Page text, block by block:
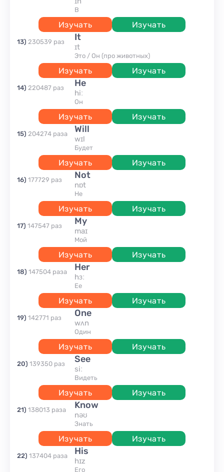
в
Изучать Изучать
13) 230539 раз it
ɪt
Это / Он (про животных)
Изучать Изучать
14) 220487 раз he
hiː
он
Изучать Изучать
15) 204274 раза will
wɪl
будет
Изучать Изучать
16) 177729 раз not
nɒt
Не
Изучать Изучать
17) 147547 раз my
maɪ
мой
Изучать Изучать
18) 147504 раза her
hɜː
ее
Изучать Изучать
19) 142771 раз one
wʌn
один
Изучать Изучать
20) 139350 раз see
siː
видеть
Изучать Изучать
21) 138013 раза know
nəʊ
знать
Изучать Изучать
22) 137404 раза his
hɪz
Его